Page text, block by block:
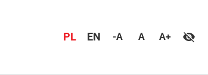
PL EN -A A A+